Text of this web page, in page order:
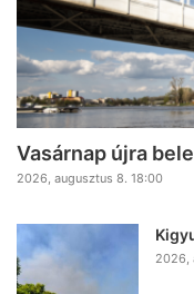
Vasárnap újra
2026, augusztus 8. 18:00
2026,